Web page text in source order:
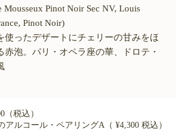
Pinot Noir Sec NV, Louis
Pinot Noir)
ったデザートにチェリーの甘みをほ
赤泡。パリ・オペラ座の華、ドロテ・
税込）
アルコール・ペアリングA（ ¥4,300 税込）